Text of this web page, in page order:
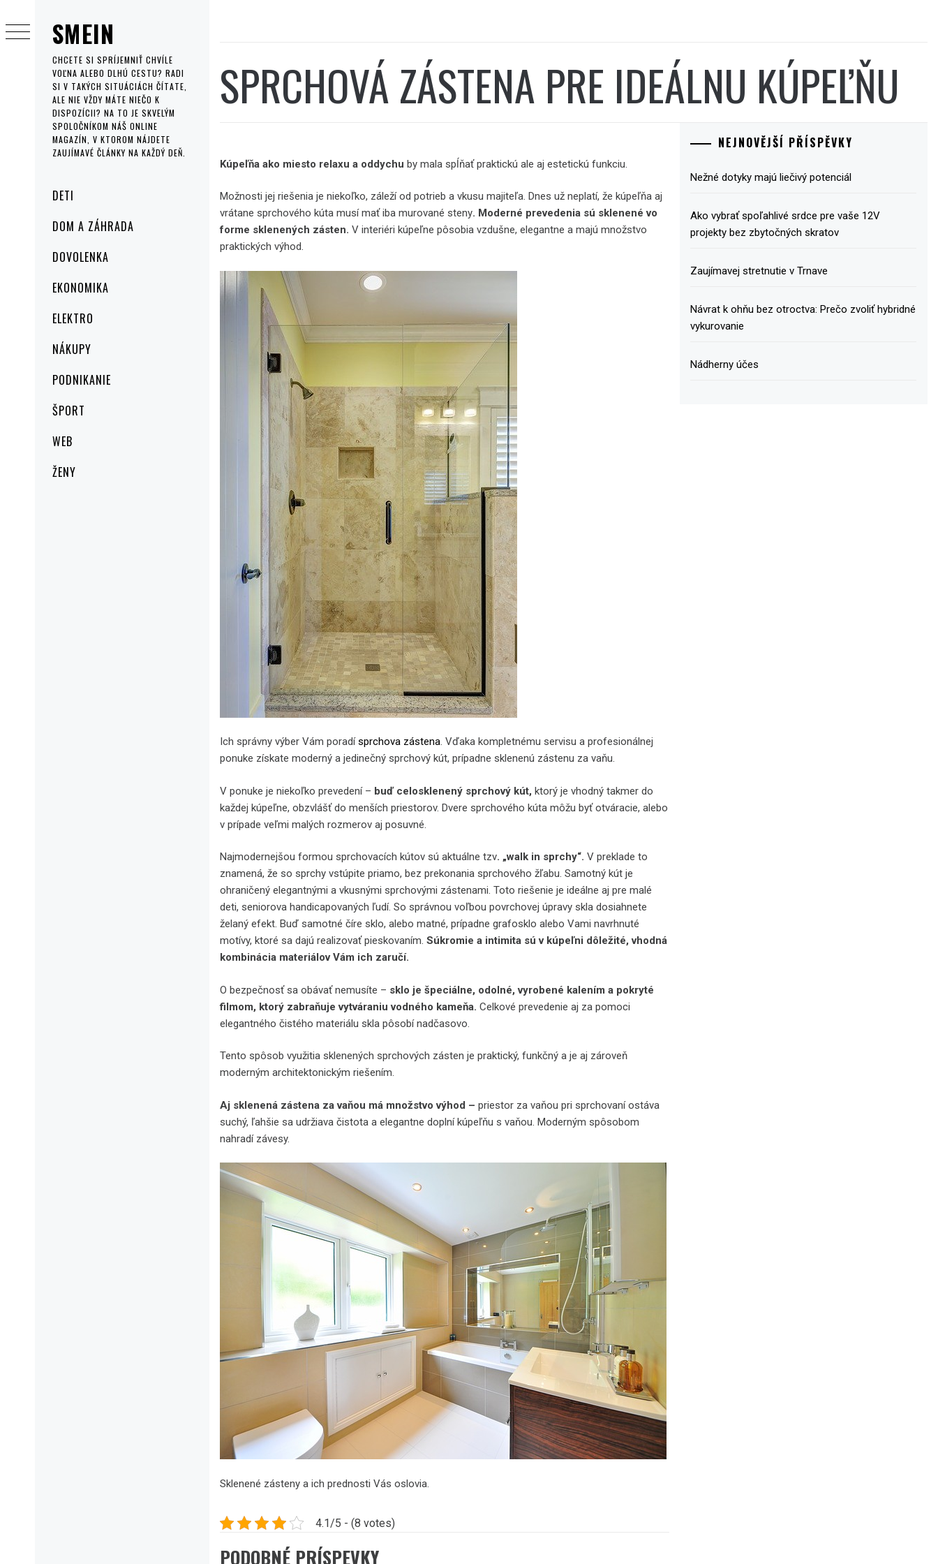
SMEIN
CHCETE SI SPRÍJEMNIŤ CHVÍLE
VOĽNA ALEBO DLHÚ CESTU? RADI
SI V TAKÝCH SITUÁCIÁCH ČÍTATE,
ALE NIE VŽDY MÁTE NIEČO K
DISPOZÍCII? NA TO JE SKVELÝM
SPOLOČNÍKOM NÁŠ ONLINE
MAGAZÍN, V KTOROM NÁJDETE
ZAUJÍMAVÉ ČLÁNKY NA KAŽDÝ DEŇ.
MenuDETI
DOM A ZÁHRADA
DOVOLENKA
EKONOMIKA
ELEKTRO
NÁKUPY
PODNIKANIE
ŠPORT
WEB
ŽENY
to
content
SPRCHOVÁ ZÁSTENA PRE IDEÁLNU KÚPEĽŇU
Kúpeľňa ako miesto relaxu a oddychu by mala spĺňať praktickú ale aj estetickú funkciu.
Možnosti jej riešenia je niekoľko, záleží od potrieb a vkusu majiteľa. Dnes už neplatí, že kúpeľňa aj
vrátane sprchového kúta musí mať iba murované steny. Moderné prevedenia sú sklenené vo
forme sklenených zásten. V interiéri kúpeľne pôsobia vzdušne, elegantne a majú množstvo
praktických výhod.
Ich správny výber Vám poradísprchova zástena. Vďaka kompletnému servisu a profesionálnej
ponuke získate moderný a jedinečný sprchový kút, prípadne sklenenú zástenu za vaňu.
V ponuke je niekoľko prevedení – buď celosklenený sprchový kút, ktorý je vhodný takmer do
každej kúpeľne, obzvlášť do menších priestorov. Dvere sprchového kúta môžu byť otváracie, alebo
v prípade veľmi malých rozmerov aj posuvné.
Najmodernejšou formou sprchovacích kútov sú aktuálne tzv. „walk in sprchy“. V preklade to
znamená, že so sprchy vstúpite priamo, bez prekonania sprchového žľabu. Samotný kút je
ohraničený elegantnými a vkusnými sprchovými zástenami. Toto riešenie je ideálne aj pre malé
deti, seniorova handicapovaných ľudí. So správnou voľbou povrchovej úpravy skla dosiahnete
želaný efekt. Buď samotné číre sklo, alebo matné, prípadne grafosklo alebo Vami navrhnuté
motívy, ktoré sa dajú realizovať pieskovaním. Súkromie a intimita sú v kúpeľni dôležité, vhodná
kombinácia materiálov Vám ich zaručí.
O bezpečnosť sa obávať nemusíte – sklo je špeciálne, odolné, vyrobené kalením a pokryté
filmom, ktorý zabraňuje vytváraniu vodného kameňa. Celkové prevedenie aj za pomoci
elegantného čistého materiálu skla pôsobí nadčasovo.
Tento spôsob využitia sklenených sprchových zásten je praktický, funkčný a je aj zároveň
moderným architektonickým riešením.
Aj sklenená zástena za vaňou má množstvo výhod – priestor za vaňou pri sprchovaní ostáva
suchý, ľahšie sa udržiava čistota a elegantne doplní kúpeľňu s vaňou. Moderným spôsobom
nahradí závesy.
Sklenené zásteny a ich prednosti Vás oslovia.
4.1/5 - (8 votes)
PODOBNÉ PRÍSPEVKY
NEJNOVĚJŠÍ PŘÍSPĚVKY
Nežné dotyky majú liečivý potenciál
Ako vybrať spoľahlivé srdce pre vaše 12V
projekty bez zbytočných skratov
Zaujímavej stretnutie v Trnave
Návrat k ohňu bez otroctva: Prečo zvoliť hybridné
vykurovanie
Nádherny účes